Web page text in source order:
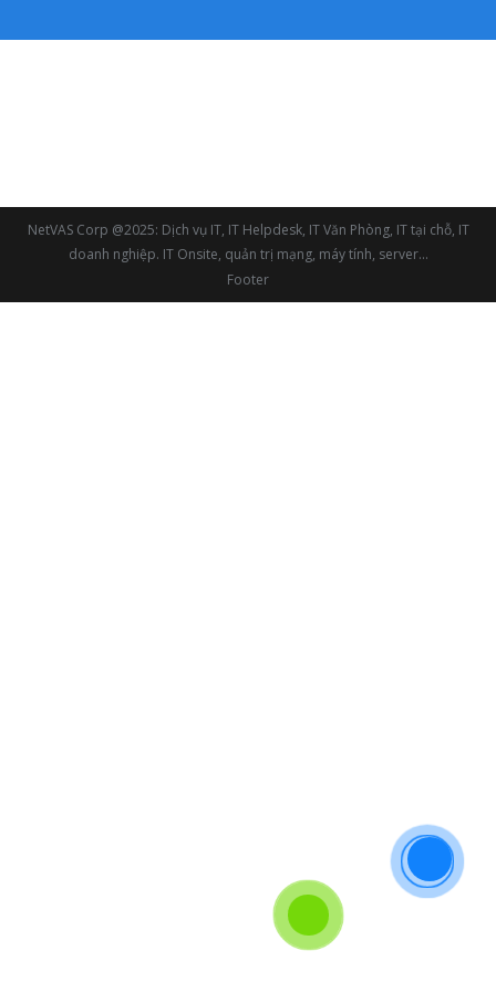
NetVAS Corp @2025: Dịch vụ IT, IT Helpdesk, IT Văn Phòng, IT tại chỗ, IT
doanh nghiệp. IT Onsite, quản trị mạng, máy tính, server...
Footer